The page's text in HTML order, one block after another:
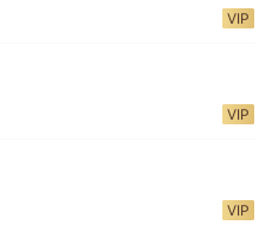
VIP
VIP
VIP